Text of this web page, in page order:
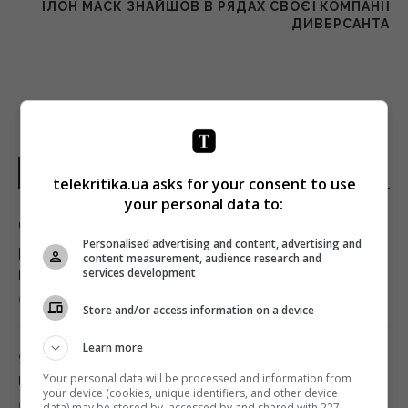
ІЛОН МАСК ЗНАЙШОВ В РЯДАХ СВОЄЇ КОМПАНІЇ
ДИВЕРСАНТА
Чому Венера гарячіша за Меркурій, хоча й
розташована далі від Сонця: пояснення
вчених
06:39 неділя, 09 серпня 2026
9 серпня: церковне свято сьогодні, про що
краще мовчати цього дня
telekritika.ua asks for your consent to use
your personal data to:
Personalised advertising and content, advertising and
content measurement, audience research and
services development
Store and/or access information on a device
Learn more
Your personal data will be processed and information from
your device (cookies, unique identifiers, and other device